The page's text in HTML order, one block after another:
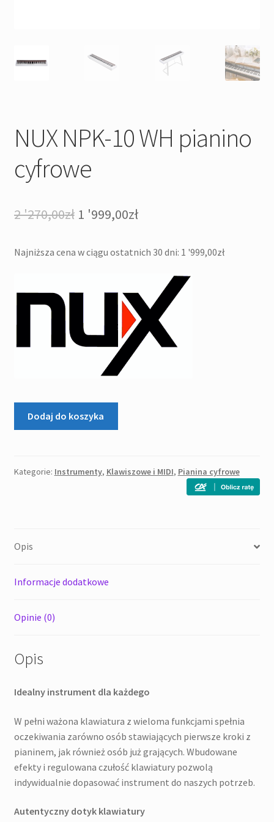
NUX NPK-10 WH pianino
cyfrowe
2 '270,00zł Pierwotna
wynosiła:
'270,00zł.
1 '999,00złAktualna
wynosi:
'999,00zł.
Najniższa cena w ciągu ostatnich 30 dni: 1 '999,00zł
WH
Dodaj do koszyka
Kategorie: Instrumenty, Klawiszowe i MIDI, Pianina cyfrowe
Opis
Informacje dodatkowe
Opinie (0)
Opis
Idealny instrument dla każdego
W pełni ważona klawiatura z wieloma funkcjami spełnia
oczekiwania zarówno osób stawiających pierwsze kroki z
pianinem, jak również osób już grających. Wbudowane
efekty i regulowana czułość klawiatury pozwolą
indywidualnie dopasować instrument do naszych potrzeb.
Autentyczny dotyk klawiatury